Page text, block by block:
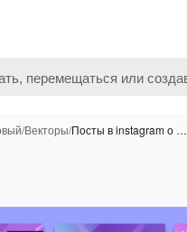
/Векторы/Посты в instagram о …